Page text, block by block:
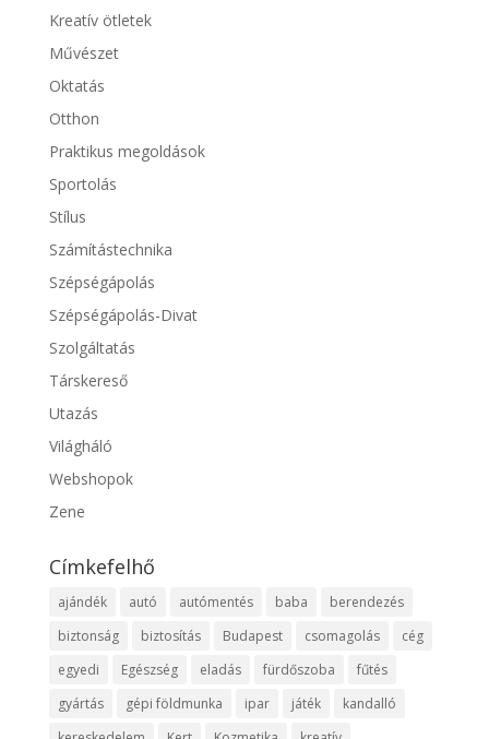
Kreatív ötletek
Művészet
Oktatás
Otthon
Praktikus megoldások
Sportolás
Stílus
Számítástechnika
Szépségápolás
Szépségápolás-Divat
Szolgáltatás
Társkereső
Utazás
Világháló
Webshopok
Zene
Címkefelhő
ajándék autó autómentés baba
berendezés
biztonság
biztosítás Budapest csomagolás
cég
egyedi
Egészség eladás fürdőszoba
fűtés
gyártás
gépi földmunka ipar játék
kandalló